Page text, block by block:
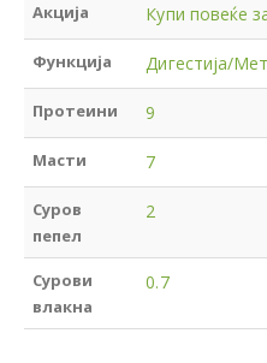
Акција Купи повеќе
Функција Дигестија/
Протеини 9
Масти 7
Суров
пепел
2
Сурови
влакна
0.7